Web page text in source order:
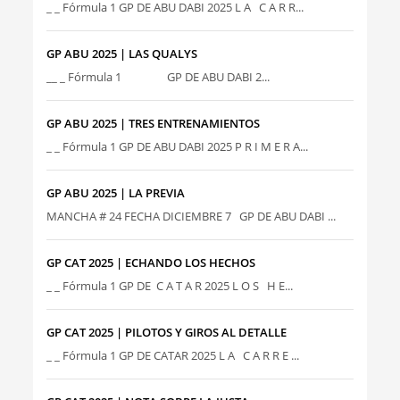
_ _ Fórmula 1 GP DE ABU DABI 2025 L A C A R R...
GP ABU 2025 | LAS QUALYS
__ _ Fórmula 1 GP DE ABU DABI 2...
GP ABU 2025 | TRES ENTRENAMIENTOS
_ _ Fórmula 1 GP DE ABU DABI 2025 P R I M E R A...
GP ABU 2025 | LA PREVIA
MANCHA # 24 FECHA DICIEMBRE 7 GP DE ABU DABI ...
GP CAT 2025 | ECHANDO LOS HECHOS
_ _ Fórmula 1 GP DE C A T A R 2025 L O S H E...
GP CAT 2025 | PILOTOS Y GIROS AL DETALLE
_ _ Fórmula 1 GP DE CATAR 2025 L A C A R R E ...